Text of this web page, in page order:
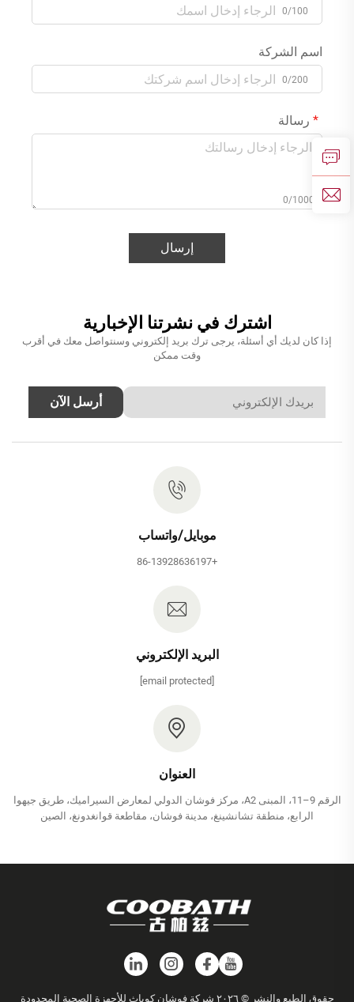
0/100
اسم الشركة
0/200
رسالة
0/1000
إرسال
اشترك في نشرتنا الإخبارية
إذا كان لديك أي أسئلة، يرجى ترك بريد إلكتروني وسنتواصل معك في أقرب
وقت ممكن
أرسل الآن
موبايل/واتساب
+86-13928636197
البريد الإلكتروني
العنوان
الرقم 9–11، المبنى A2، مركز فوشان الدولي لمعارض السيراميك، طريق جيهوا
الرابع، منطقة تشانشينغ، مدينة فوشان، مقاطعة قوانغدونغ، الصين
حقوق الطبع والنشر © ٢٠٢٦ شركة فوشان كوباث للأجهزة الصحية المحدودة